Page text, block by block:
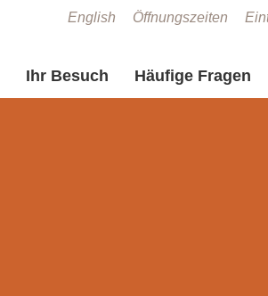
English Öffnungszeiten
Ihr Besuch Häufige Fragen